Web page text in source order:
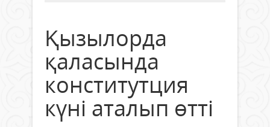
Қызылорда
қаласында
конститутция
күні аталып өтті